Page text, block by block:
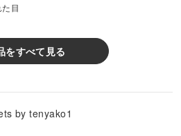
目
をすべて見る
by tenyako1